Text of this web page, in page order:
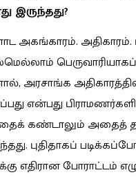
இருந்தது?
அகங்காரம்.
அரசாங்க
என்பது
கண்டாலும் அதைத்
புதிதாகப்
எதிரான போராட்டம்